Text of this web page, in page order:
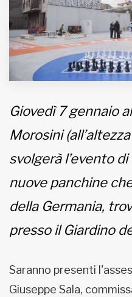
www.viveremilano.info
Fondato e diretto da Enzo De
Bernardis
EDB edizioni - Via Brivio angolo
Imbonati, 89 20159 Milano
Informativa sulla privacy
Giovedì 7 gennaio
Morosini
svolgerà l’evento
nuove panchine
della Germania,
presso il Giardino
Saranno presenti
Giuseppe Sala,